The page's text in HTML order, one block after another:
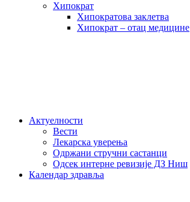
Хипократ
Хипократова заклетва
Хипократ – отац медицине
Актуелности
Вести
Лекарска уверења
Одржани стручни састанци
Одсек интерне ревизије ДЗ Ниш
Календар здравља